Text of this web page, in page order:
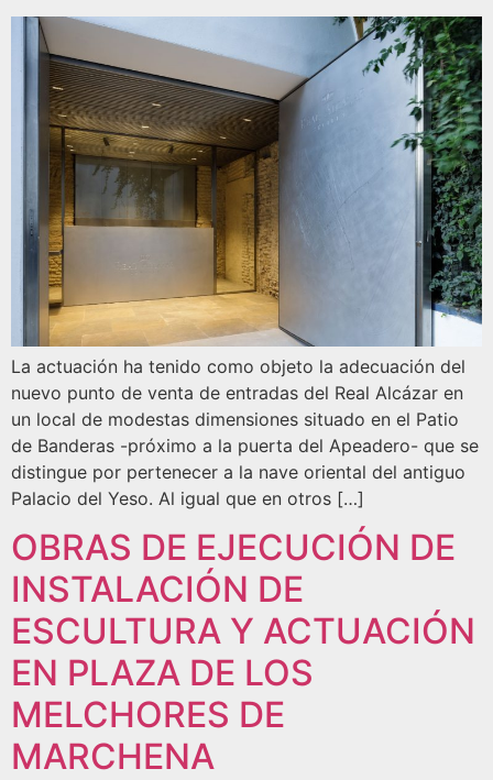
La actuación ha tenido como objeto la adecuación del
nuevo punto de venta de entradas del Real Alcázar en
un local de modestas dimensiones situado en el Patio
de Banderas -próximo a la puerta del Apeadero- que se
distingue por pertenecer a la nave oriental del antiguo
Palacio del Yeso. Al igual que en otros […]
OBRAS DE EJECUCIÓN DE
INSTALACIÓN DE
ESCULTURA Y ACTUACIÓN
EN PLAZA DE LOS
MELCHORES DE
MARCHENA